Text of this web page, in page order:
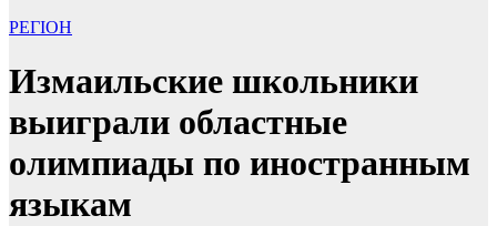
РЕГІОН
Измаильские школьники
выиграли областные
олимпиады по иностранным
языкам